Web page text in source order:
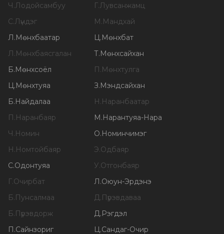
Ч.Лодойсамбуу Г.Лувсанжамц
С.Лүндэг М.Мандхай
Л.Мөнхбаатар Ц.Мөнхбат
Л.Мөнхбаясгалан Т.Мөнхсайхан
Б.Мөнхсоёл П.Мөнхтулга
Ц.Мөнхтуяа З.Мэндсайхан
Б.Найдалаа Н.Наранбаатар
П.Наранбаяр М.Нарантуяа-Нара
Ч.Номин О.Номинчимэг
Н.Номтойбаяр Э.Одбаяр
С.Одонтуяа У.Отгонбаяр
Г.Очирбат Л.Оюун-Эрдэнэ
Б.Пунсалмаа Д.Пүрэвдаваа
Б.Пүрэвдорж Д.Рэгдэл
П.Сайнзориг Ц.Сандаг-Очир